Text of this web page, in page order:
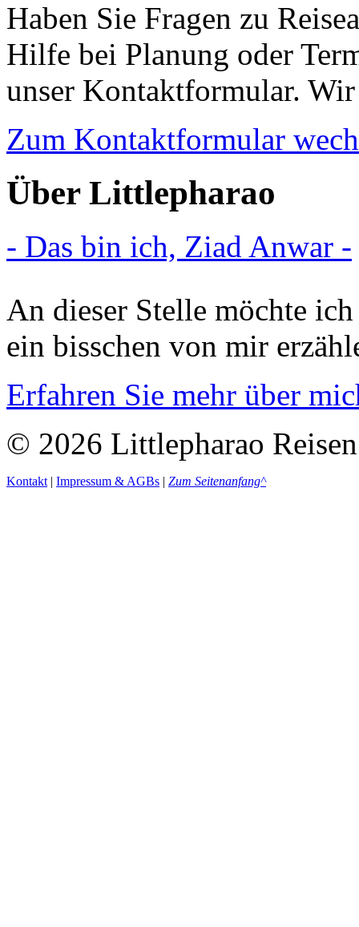
Haben Sie Fragen zu
Hilfe bei Planung oder
unser Kontaktformular.
Zum Kontaktformular
Über Littlepharao
- Das bin ich, Ziad Anwar -
An dieser Stelle möchte
ein bisschen von mir
Erfahren Sie mehr über
© 2026 Littlepharao Reisen
Kontakt | Impressum & AGBs | Zum Seitenanfang^